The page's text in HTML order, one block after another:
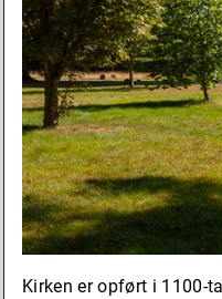
Kirken er opført i 1100-